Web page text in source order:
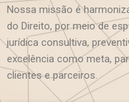
Nossa missão é
do Direito, por meio de
jurídica consultiva,
excelência como meta,
clientes e parceiros.